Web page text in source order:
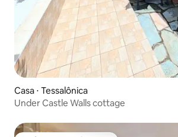
Casa ⋅ Tessalônica
Under Castle Walls cottage